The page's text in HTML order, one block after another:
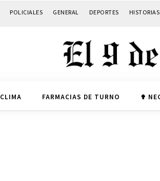
POLICIALES GENERAL DEPORTES
CLIMA FARMACIAS DE TURNO ✟